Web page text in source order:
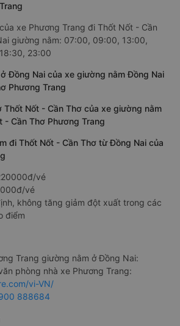
xe Phương Trang đi Thốt Nốt - Cần
giường nằm: 07:00, 09:00, 13:00,
23:00
Đồng Nai của xe giường nằm Đồng Nai
Phương Trang
Thốt Nốt - Cần Thơ của xe giường nằm
- Cần Thơ Phương Trang
đi Thốt Nốt - Cần Thơ từ Đồng Nai của
vé
vé
không tăng giảm đột xuất trong các
điểm
Trang giường nằm ở Đồng Nai:
phòng nhà xe Phương Trang:
vi-VN/
888684